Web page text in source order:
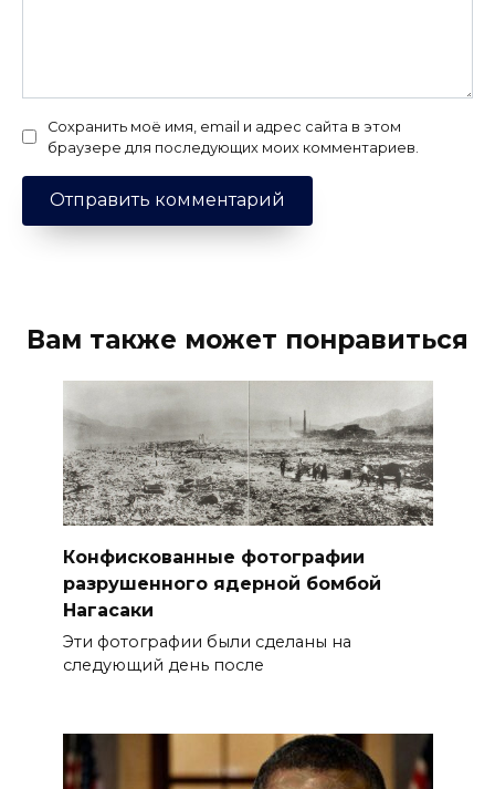
Сохранить моё имя, email и адрес сайта в этом
браузере для последующих моих комментариев.
Вам также может понравиться
Конфискованные фотографии
разрушенного ядерной бомбой
Нагасаки
Эти фотографии были сделаны на
следующий день после